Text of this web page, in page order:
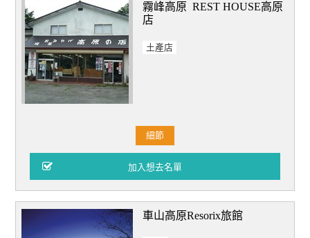
霧峰高原 REST HOUSE高原
店
土產店
細節
車山高原Resorix旅館